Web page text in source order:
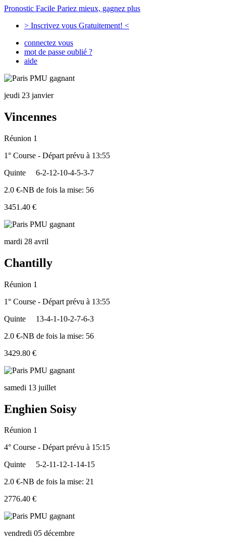
Pronostic Facile Pariez mieux, gagnez plus
> Inscrivez vous Gratuitement! <
connectez vous
mot de passe oublié ?
aide
jeudi 23 janvier
Vincennes
Réunion 1
1° Course - Départ prévu à 13:55
Quinte
6-2-12-10-4-5-3-7
2.0 €-NB de fois la mise: 56
3451.40 €
mardi 28 avril
Chantilly
Réunion 1
1° Course - Départ prévu à 13:55
Quinte
13-4-1-10-2-7-6-3
2.0 €-NB de fois la mise: 56
3429.80 €
samedi 13 juillet
Enghien Soisy
Réunion 1
4° Course - Départ prévu à 15:15
Quinte
5-2-11-12-1-14-15
2.0 €-NB de fois la mise: 21
2776.40 €
vendredi 05 décembre